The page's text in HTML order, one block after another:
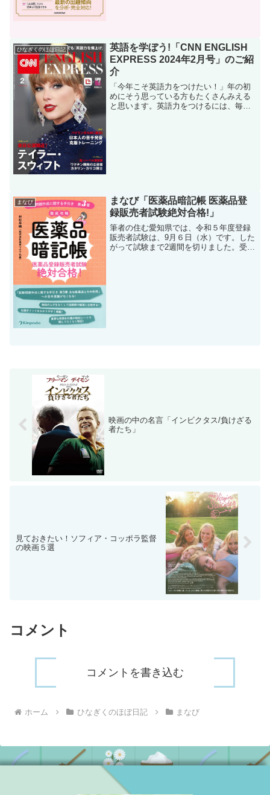
ひなぎくのほぼ日記
英語を学ぼう!「CNN ENGLISH
EXPRESS 2024年2月号」のご紹
介
「今年こそ英語力をつけたい！」年の初
めにそう思っている方もたくさんみえる
と思います。英語力をつけるには、毎日
まなび
まなび「医薬品暗記帳 医薬品登
録販売者試験絶対合格!」
筆者の住む愛知県では、令和５年度登録
販売者試験は、9月６日（水）です。した
がって試験まで2週間を切りました。受験
映画の中の名言「インビクタス/負けざる
者たち」
見ておきたい！ソフィア・コッポラ監督
の映画５選
コメント
コメントを書き込む
ホーム ひなぎくのほぼ日記 まなび